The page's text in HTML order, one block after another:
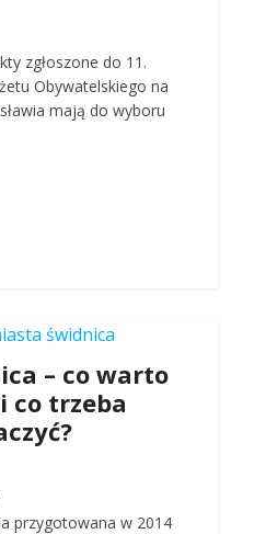
zgłoszone do 11.
Obywatelskiego na
mają do wyboru
– co warto
co trzeba
przygotowana w 2014